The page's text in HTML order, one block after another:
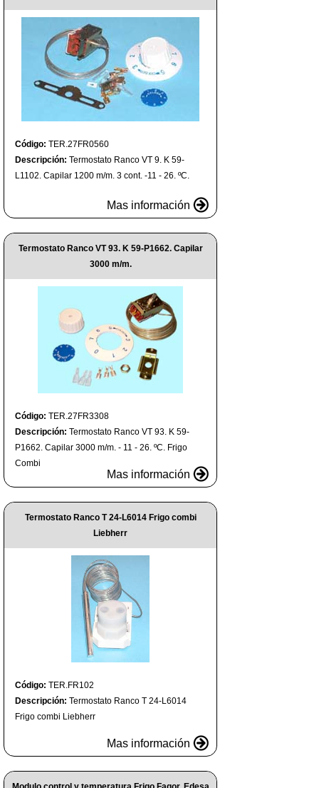
Código: TER.27FR0560
Descripción: Termostato Ranco VT 9. K 59-
L1102. Capilar 1200 m/m. 3 cont. -11 - 26. ºC.
Mas información
Termostato Ranco VT 93. K 59-P1662. Capilar
3000 m/m.
Código: TER.27FR3308
Descripción: Termostato Ranco VT 93. K 59-
P1662. Capilar 3000 m/m. - 11 - 26. ºC. Frigo
Combi
Mas información
Termostato Ranco T 24-L6014 Frigo combi
Liebherr
Código: TER.FR102
Descripción: Termostato Ranco T 24-L6014
Frigo combi Liebherr
Mas información